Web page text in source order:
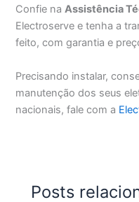
Confie naAssistência
Electroserve e tenha a
feito, com garantia e
Precisando instalar,
manutenção dos seus
nacionais, fale com a
Posts